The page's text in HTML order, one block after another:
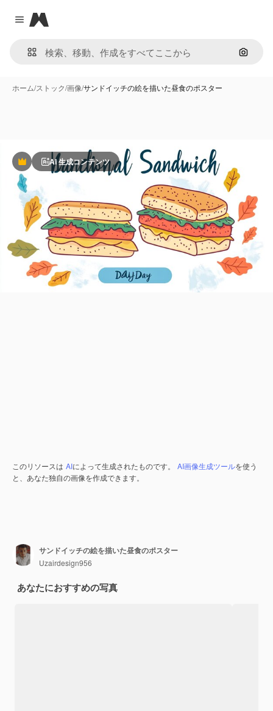
Close menu
Magnific
画像で
ホーム/ストック/画像/サンドイッチの絵を描いた昼食のポスター
PremiumAI 生成コンテンツ
このリソースは AIによって生成されたものです。 AI画像生成ツールを使う
と、あなた独自の画像を作成できます。
サンドイッチの絵を描いた昼食のポスター
Uzairdesign956
あなたにおすすめの写真